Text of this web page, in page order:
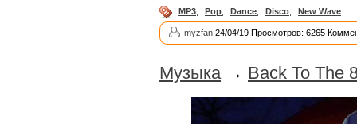
MP3 Pop Dance Disco New Wave
myzfan 24/04/19 Просмотров: 6265
Музыка → Back To The